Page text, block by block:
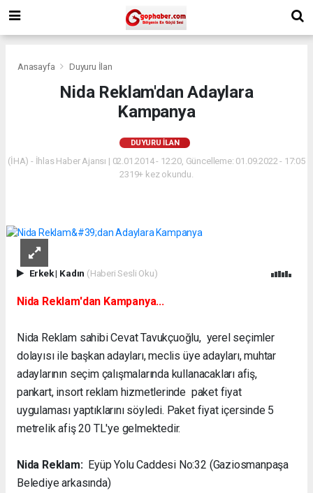
Anasayfa Duyuru İlan
Nida Reklam'dan Adaylara
Kampanya
DUYURU İLAN
(İHA) - İhlas Haber Ajansı | 02.01.2014 - 12:20, Güncelleme: 01.09.2022 - 17:05
2319+ kez okundu.
Erkek| Kadın (Haberi Sesli Oku)
Nida Reklam'dan Kampanya...
Nida Reklam sahibi Cevat Tavukçuoğlu, yerel seçimler
dolayısı ile başkan adayları, meclis üye adayları, muhtar
adaylarının seçim çalışmalarında kullanacakları afiş,
pankart, insort reklam hizmetlerinde paket fiyat
uygulaması yaptıklarını söyledi. Paket fiyat içersinde 5
metrelik afiş 20 TL'ye gelmektedir.
Nida Reklam:Eyüp Yolu Caddesi No:32 (Gaziosmanpaşa
Belediye arkasında)